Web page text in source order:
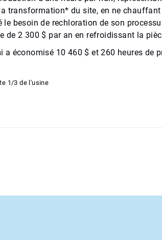
transformation* du site, en ne
le besoin de rechloration de son
de 2 300 $ par an en refroidissant la
a économisé 10 460 $ et 260 heures
1/3 de l'usine